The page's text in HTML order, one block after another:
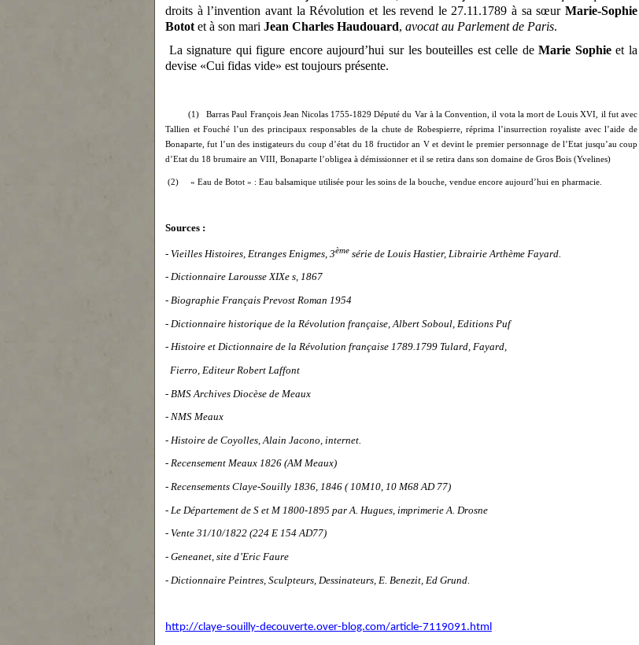
droits à l’invention avant la Révolution et les revend le 27.11.1789 à sa sœur Marie-Sophie
Botot et à son mari Jean Charles Haudouard, avocat au Parlement de Paris.
La signature qui figure encore aujourd’hui sur les bouteilles est celle deMarie Sophieet la
devise «Cui fidas vide» est toujours présente.
(1) Barras Paul François Jean Nicolas 1755-1829 Député du Var à la Convention, il vota la mort de Louis XVI, il fut avec
Tallien et Fouché l’un des principaux responsables de la chute de Robespierre, réprima l’insurrection royaliste avec l’aide de
Bonaparte, fut l’un des instigateurs du coup d’état du 18 fructidor an V et devint le premier personnage de l’Etat jusqu’au coup
d’Etat du 18 brumaire an VIII, Bonaparte l’obligea à démissionner et il se retira dans son domaine de Gros Bois (Yvelines)
(2) « Eau de Botot » : Eau balsamique utilisée pour les soins de la bouche, vendue encore aujourd’hui en pharmacie.
Sources :
- Vieilles Histoires, Etranges Enigmes, 3ème série de Louis Hastier, Librairie Arthème Fayard.
- Dictionnaire Larousse XIXe s, 1867
- Biographie Français Prevost Roman 1954
- Dictionnaire historique de la Révolution française, Albert Soboul, Editions Puf
- Histoire et Dictionnaire de la Révolution française 1789.1799 Tulard, Fayard,
Fierro, Editeur Robert Laffont
- BMS Archives Diocèse de Meaux
- NMS Meaux
- Histoire de Coyolles, Alain Jacono, internet.
- Recensement Meaux 1826 (AM Meaux)
- Recensements Claye-Souilly 1836, 1846 ( 10M10, 10 M68 AD 77)
- Le Département de S et M 1800-1895 par A. Hugues, imprimerie A. Drosne
- Vente 31/10/1822 (224 E 154 AD77)
- Geneanet, site d’Eric Faure
- Dictionnaire Peintres, Sculpteurs, Dessinateurs, E. Benezit, Ed Grund.
http://claye-souilly-decouverte.over-blog.com/article-7119091.html